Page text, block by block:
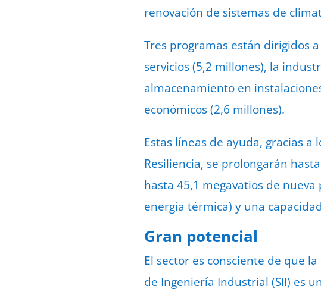
renovación de sistemas de
Tres programas están dirigidos
servicios (5,2 millones), la
almacenamiento en
económicos (2,6 millones).
Estas líneas de ayuda, gracias
Resiliencia, se prolongarán
hasta 45,1 megavatios de
energía térmica) y una
Gran potencial
El sector es consciente de que
de Ingeniería Industrial (SII) es